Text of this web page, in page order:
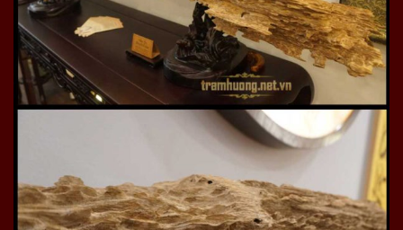
Ý nghĩa của hương trầm trong đời sống
hiện nay